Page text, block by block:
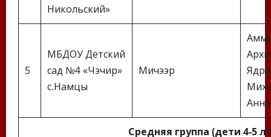
Никольский»
5
МБДОУ Детский
сад №4 «Чэчир»
с.Намцы
Мичээр
Средняя группа (дети 4-5